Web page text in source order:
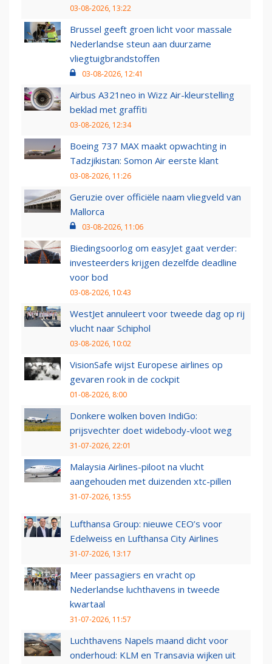
03-08-2026, 13:22
Brussel geeft groen licht voor massale
Nederlandse steun aan duurzame
vliegtuigbrandstoffen
03-08-2026, 12:41
Airbus A321neo in Wizz Air-kleurstelling
beklad met graffiti
03-08-2026, 12:34
Boeing 737 MAX maakt opwachting in
Tadzjikistan: Somon Air eerste klant
03-08-2026, 11:26
Geruzie over officiële naam vliegveld van
Mallorca
03-08-2026, 11:06
Biedingsoorlog om easyJet gaat verder:
investeerders krijgen dezelfde deadline
voor bod
03-08-2026, 10:43
WestJet annuleert voor tweede dag op rij
vlucht naar Schiphol
03-08-2026, 10:02
VisionSafe wijst Europese airlines op
gevaren rook in de cockpit
01-08-2026, 8:00
Donkere wolken boven IndiGo:
prijsvechter doet widebody-vloot weg
31-07-2026, 22:01
Malaysia Airlines-piloot na vlucht
aangehouden met duizenden xtc-pillen
31-07-2026, 13:55
Lufthansa Group: nieuwe CEO’s voor
Edelweiss en Lufthansa City Airlines
31-07-2026, 13:17
Meer passagiers en vracht op
Nederlandse luchthavens in tweede
kwartaal
31-07-2026, 11:57
Luchthavens Napels maand dicht voor
onderhoud: KLM en Transavia wijken uit